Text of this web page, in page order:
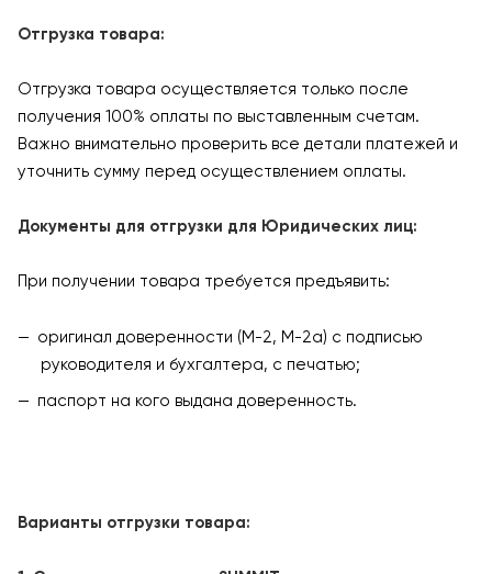
Отгрузка товара:
Отгрузка товара осуществляется только после
получения 100% оплаты по выставленным счетам.
Важно внимательно проверить все детали платежей и
уточнить сумму перед осуществлением оплаты.
Документы для отгрузки для Юридических лиц:
При получении товара требуется предъявить:
оригинал доверенности (М-2, М-2а) с подписью
руководителя и бухгалтера, с печатью;
паспорт на кого выдана доверенность.
Варианты отгрузки товара: